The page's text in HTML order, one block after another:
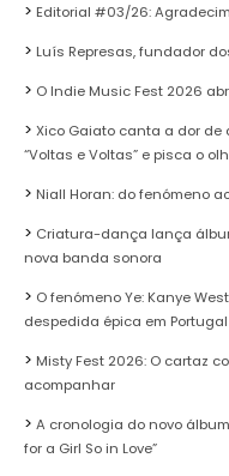
Editorial #03/26:
Luís Represas, fundador
O Indie Music Fest 2026
Xico Gaiato canta a dor de
“Voltas e Voltas” e pisca o
Niall Horan: do fenómeno
Criatura-dança lança
nova banda sonora
O fenómeno Ye: Kanye
despedida épica em Portugal
Misty Fest 2026: O cartaz
acompanhar
A cronologia do novo
for a Girl So in Love”